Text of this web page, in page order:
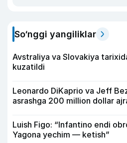
So‘nggi yangiliklar
Avstraliya va Slovakiya
kuzatildi
Leonardo DiKaprio va Jeff
asrashga 200 million dollar
Luish Figo: “Infantino endi
Yagona yechim — ketish”